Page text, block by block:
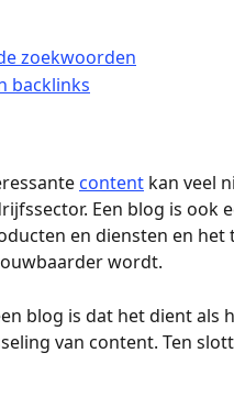
zoekwoorden
backlinks
content kan veel
Een blog is ook
en diensten en het
wordt.
blog is dat het dient als
van content. Ten